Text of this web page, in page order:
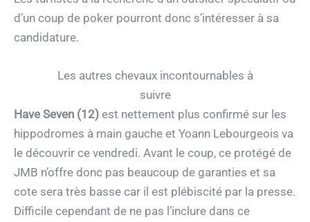
d’un coup de poker pourront donc s’intéresser à sa
candidature.
Les autres chevaux incontournables à
suivre
Have Seven (12) est nettement plus confirmé sur les
hippodromes à main gauche et Yoann Lebourgeois va
le découvrir ce vendredi. Avant le coup, ce protégé de
JMB n’offre donc pas beaucoup de garanties et sa
cote sera très basse car il est plébiscité par la presse.
Difficile cependant de ne pas l’inclure dans ce